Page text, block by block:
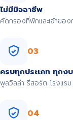
ไม่มีมิจฉาชีพ
คัดกรองที่พักและเจ้าขอ
03
ครบทุกประเภท ทุกงบ
พูลวิลล่า รีสอร์ต โรงแร
04